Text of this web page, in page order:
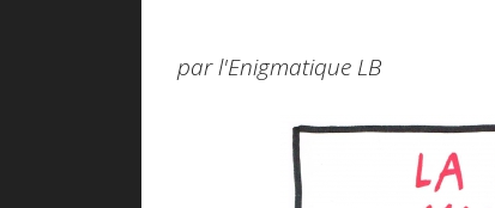
par l'Enigmatique LB